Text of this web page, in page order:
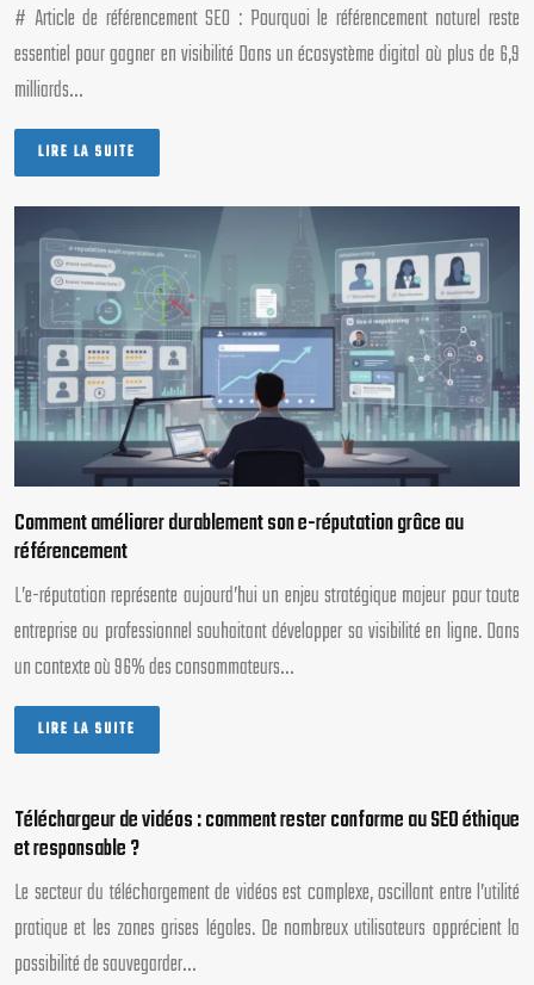
# Article de référencement SEO : Pourquoi le référencement naturel reste
essentiel pour gagner en visibilité Dans un écosystème digital où plus de 6,9
milliards…
LIRE LA SUITE
Comment améliorer durablement son e-réputation grâce au
référencement
L’e-réputation représente aujourd’hui un enjeu stratégique majeur pour toute
entreprise ou professionnel souhaitant développer sa visibilité en ligne. Dans
un contexte où 96% des consommateurs…
LIRE LA SUITE
Téléchargeur de vidéos : comment rester conforme au SEO éthique
et responsable ?
Le secteur du téléchargement de vidéos est complexe, oscillant entre l’utilité
pratique et les zones grises légales. De nombreux utilisateurs apprécient la
possibilité de sauvegarder…